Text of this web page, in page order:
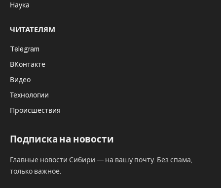
Наука
ЧИТАТЕЛЯМ
Telegram
ВКонтакте
Видео
Технологии
Происшествия
Подписка на новости
Главные новости Сибири — на вашу почту. Без спама,
только важное.